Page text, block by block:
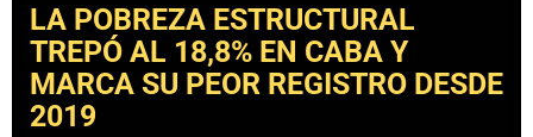
LA POBREZA ESTRUCTURAL
TREPÓ AL 18,8% EN CABA Y
MARCA SU PEOR REGISTRO DESDE
2019